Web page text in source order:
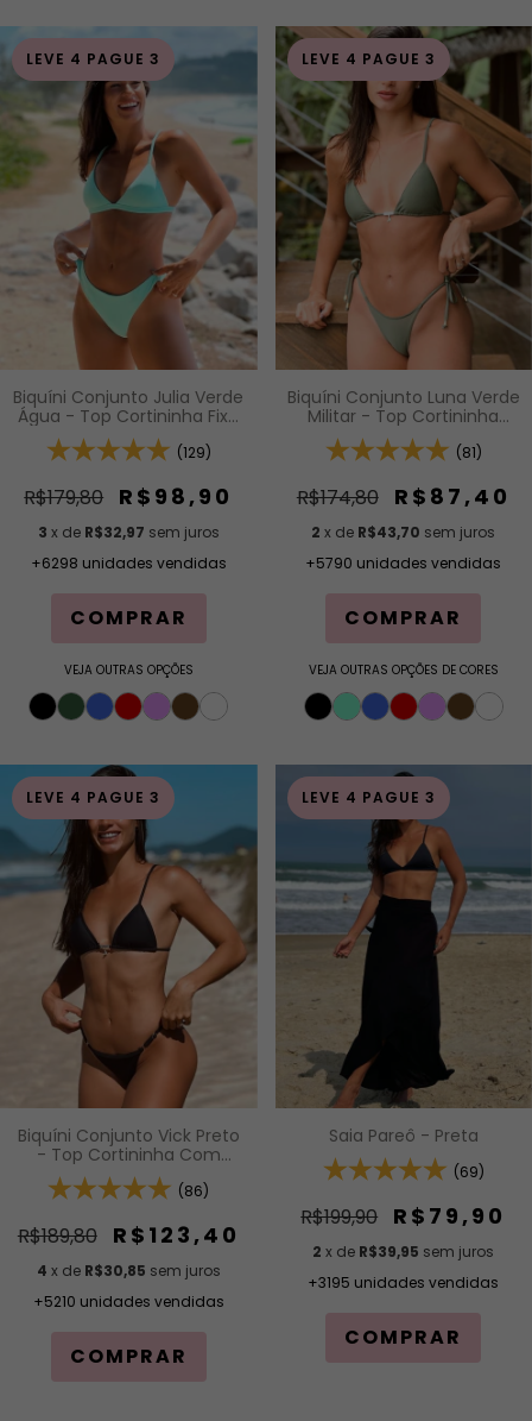
LEVE 4 PAGUE 3
Biquíni Conjunto Julia Verde
Água - Top Cortininha Fixa
com Bojo Removível e
Calcinha Asa Delta Fio
(129)
R$179,80 R$98,90
3 x de R$32,97 sem juros
+6298 unidades vendidas
COMPRAR
VEJA OUTRAS OPÇÕES
LEVE 4 PAGUE 3
Biquíni Conjunto Luna Verde
Militar - Top Cortininha
com Bojo Removível e
Calcinha de Lacinho com
(81)
R$174,80 R$87,40
2 x de R$43,70 sem juros
+5790 unidades vendidas
COMPRAR
VEJA OUTRAS OPÇÕES DE CORES
LEVE 4 PAGUE 3
Biquíni Conjunto Vick Preto
- Top Cortininha Com
Calcinha Modelagem Fio De
Regulagem Na Lateral
(86)
R$189,80 R$123,40
4 x de R$30,85 sem juros
+5210 unidades vendidas
COMPRAR
LEVE 4 PAGUE 3
Saia Pareô - Preta
(69)
R$199,90 R$79,90
2 x de R$39,95 sem juros
+3195 unidades vendidas
COMPRAR